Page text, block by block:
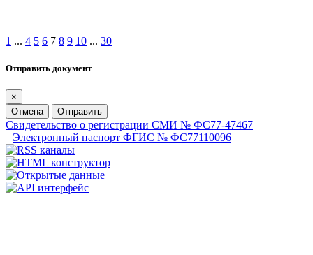
1 ... 4 5 6 7 8 9 10 ... 30
Отправить документ
×
Отмена
Отправить
Свидетельство о регистрации СМИ № ФС77-47467
Электронный паспорт ФГИС № ФС77110096